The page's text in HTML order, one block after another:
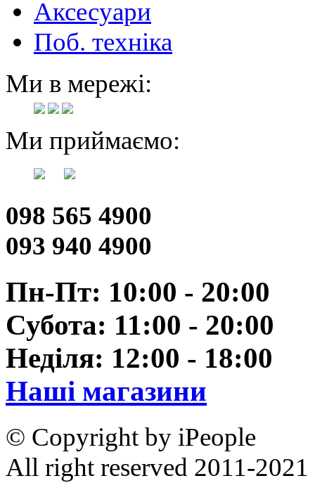
Аксесуари
Поб. техніка
Ми в мережі:
Ми приймаємо:
098 565 4900
093 940 4900
Пн-Пт: 10:00 - 20:00
Субота: 11:00 - 20:00
Неділя: 12:00 - 18:00
Наші магазини
© Copyright by iPeople
All right reserved 2011-2021